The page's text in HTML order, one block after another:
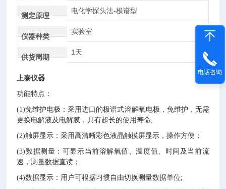
测定原理
电化学探头法-极谱型
仪器种类
实验室
供货周期
1天
上泰仪器
功能特点：
(1)免维护电极：采用进口的极谱式溶解氧电极，免维护，无需
更换电解液及电解膜，具有超长的使用寿命;
(2)触屏显示：采用高清晰彩色液晶触摸屏显示，操作方便；
(3)数据测量：可显示当前溶解氧值、温度值、时间及当前流
速，测量数据直读；
(4)数据显示：用户可根据习惯自由切换测量数据单位;
电话咨询